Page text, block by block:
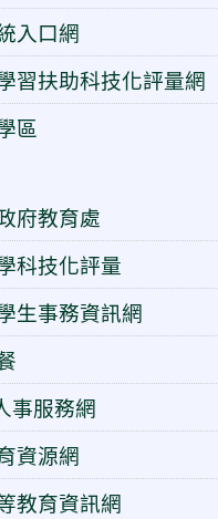
入口網
習扶助科技化評量網
區
府教育處
科技化評量
生事務資訊網
事服務網
資源網
教育資訊網